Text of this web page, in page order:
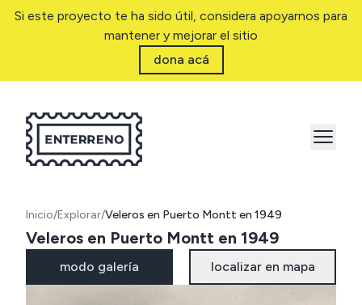
Si este proyecto te ha sido útil, considera apoyarnos para
mantener y mejorar el sitio
dona acá
Inicio/Explorar/Veleros en Puerto Montt en 1949
Veleros en Puerto Montt en 1949
modo galería localizar en mapa